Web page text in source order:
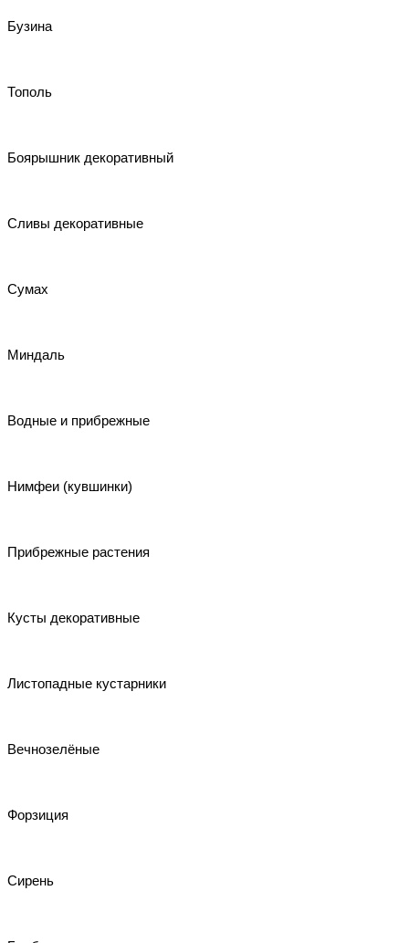
Бузина
Тополь
Боярышник декоративный
Сливы декоративные
Сумах
Миндаль
Водные и прибрежные
Нимфеи (кувшинки)
Прибрежные растения
Кусты декоративные
Листопадные кустарники
Вечнозелёные
Форзиция
Сирень